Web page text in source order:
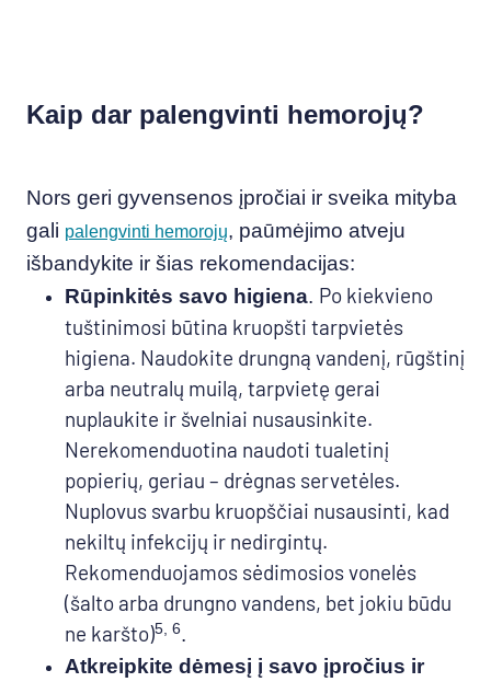
Kaip dar palengvinti hemorojų?
Nors geri gyvensenos įpročiai ir sveika mityba
gali palengvinti hemorojų, paūmėjimo atveju
išbandykite ir šias rekomendacijas:
Rūpinkitės savo higiena. Po kiekvieno
tuštinimosi būtina kruopšti tarpvietės
higiena. Naudokite drungną vandenį, rūgštinį
arba neutralų muilą, tarpvietę gerai
nuplaukite ir švelniai nusausinkite.
Nerekomenduotina naudoti tualetinį
popierių, geriau – drėgnas servetėles.
Nuplovus svarbu kruopščiai nusausinti, kad
nekiltų infekcijų ir nedirgintų.
Rekomenduojamos sėdimosios vonelės
(šalto arba drungno vandens, bet jokiu būdu
ne karšto)5, 6.
Atkreipkite dėmesį į savo įpročius ir